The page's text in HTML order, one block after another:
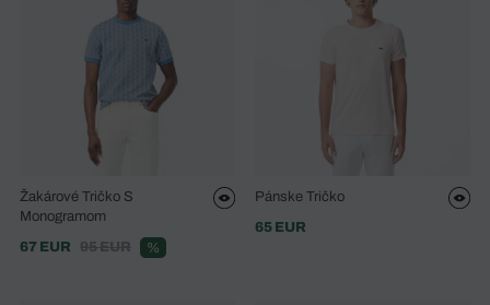
Žakárové Tričko S
Monogramom
67 EUR
95 EUR %
Pánske Tričko
65 EUR